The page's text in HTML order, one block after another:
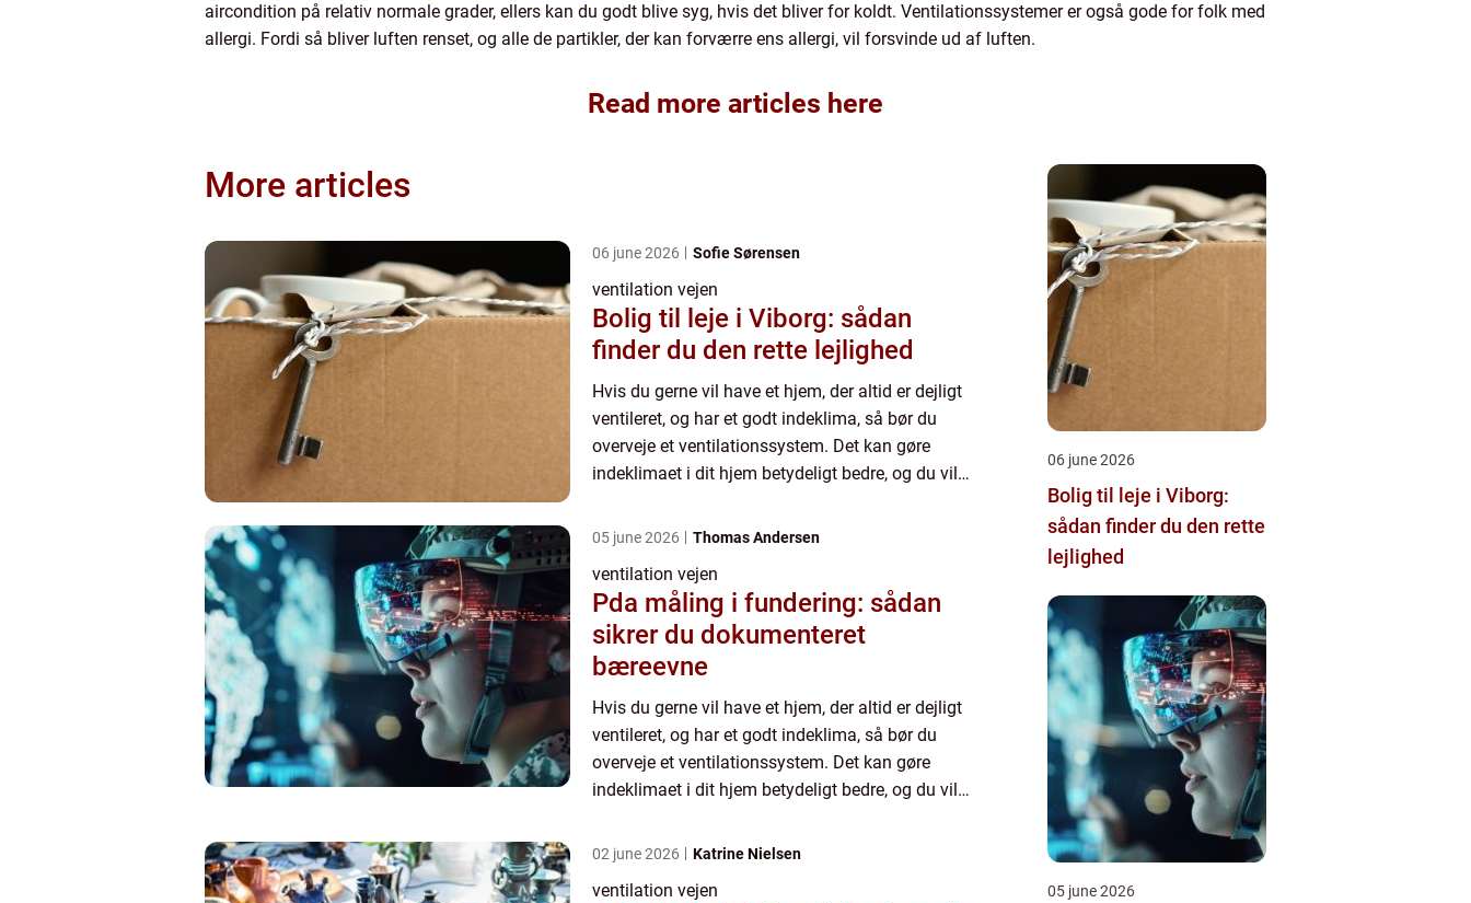
aircondition på relativ normale grader, ellers kan du godt blive syg, hvis det bliver for koldt. Ventilationssystemer er også gode for folk med
allergi. Fordi så bliver luften renset, og alle de partikler, der kan forværre ens allergi, vil forsvinde ud af luften.
Read more articles here
More articles
06 june 2026 Sofie Sørensen
ventilation vejen
Bolig til leje i Viborg: sådan
finder du den rette lejlighed
Hvis du gerne vil have et hjem, der altid er dejligt
ventileret, og har et godt indeklima, så bør du
overveje et ventilationssystem. Det kan gøre
indeklimaet i dit hjem betydeligt bedre, og du vil
...
05 june 2026 Thomas Andersen
ventilation vejen
Pda måling i fundering: sådan
sikrer du dokumenteret
bæreevne
Hvis du gerne vil have et hjem, der altid er dejligt
ventileret, og har et godt indeklima, så bør du
overveje et ventilationssystem. Det kan gøre
indeklimaet i dit hjem betydeligt bedre, og du vil
...
02 june 2026 Katrine Nielsen
ventilation vejen
06 june 2026
Bolig til leje i Viborg:
sådan finder du den rette
lejlighed
05 june 2026